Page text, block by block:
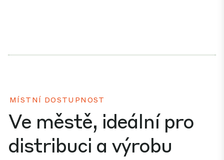
MÍSTNÍ DOSTUPNOST
Ve městě, ideální pro
distribuci a výrobu